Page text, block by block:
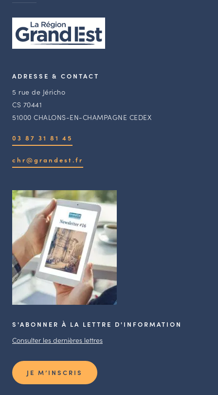
ADRESSE & CONTACT
5 rue de Jéricho
CS 70441
51000 CHALONS-EN-CHAMPAGNE CEDEX
03 87 31 81 45
chr@grandest.fr
S'ABONNER À LA LETTRE D'INFORMATION
Consulter les dernières lettres
JE M’INSCRIS